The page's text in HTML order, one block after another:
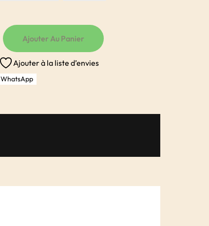
Ajouter Au Panier
Ajouter à la liste d’envies
WhatsApp